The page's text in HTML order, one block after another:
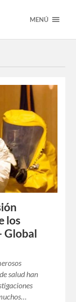
MENÚ
los
Global
salud han